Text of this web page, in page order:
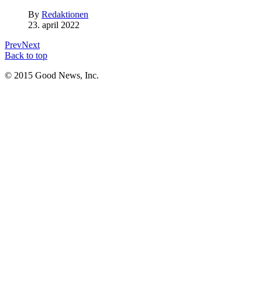
By Redaktionen
23. april 2022
PrevNext
Back to top
© 2015 Good News, Inc.